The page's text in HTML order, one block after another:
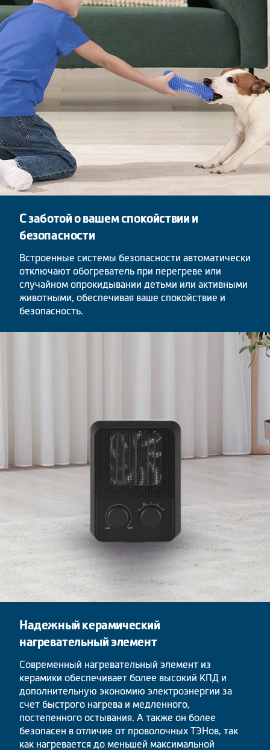
С заботой о вашем спокойствии и
безопасности
Встроенные системы безопасности автоматически
отключают обогреватель при перегреве или
случайном опрокидывании детьми или активными
животными, обеспечивая ваше спокойствие и
безопасность.
Надежный керамический
нагревательный элемент
Современный нагревательный элемент из
керамики обеспечивает более высокий КПД и
дополнительную экономию электроэнергии за
счет быстрого нагрева и медленного,
постепенного остывания. А также он более
безопасен в отличие от проволочных ТЭНов, так
как нагревается до меньшей максимальной